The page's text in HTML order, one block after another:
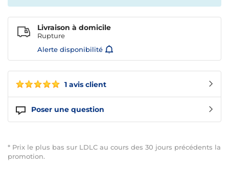
1 avis client
Poser une question
Livraison à domicile
Rupture
Alerte disponibilité
* Prix le plus bas sur LDLC au cours des 30 jours précédents la
promotion.